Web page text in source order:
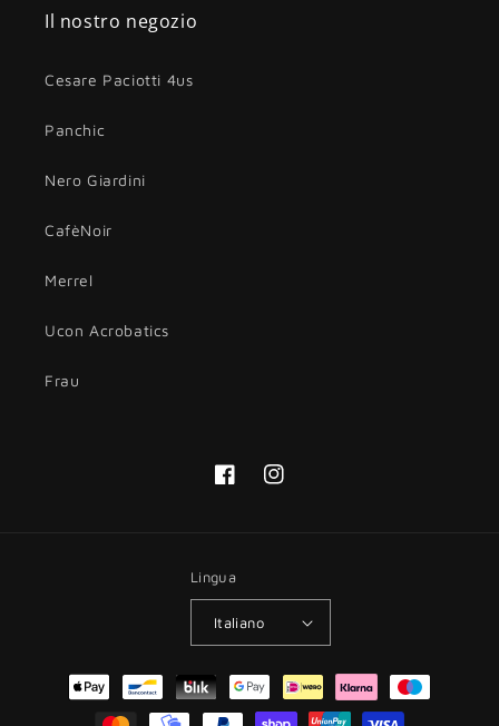
Il nostro negozio
Cesare Paciotti 4us
Panchic
Nero Giardini
CafèNoir
Merrel
Ucon Acrobatics
Frau
FacebookInstagram
Lingua
Italiano
Metodi